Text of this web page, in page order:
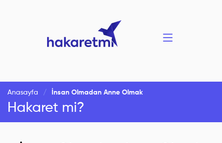
Anasayfa İnsan Olmadan Anne Olmak
Hakaret mi?